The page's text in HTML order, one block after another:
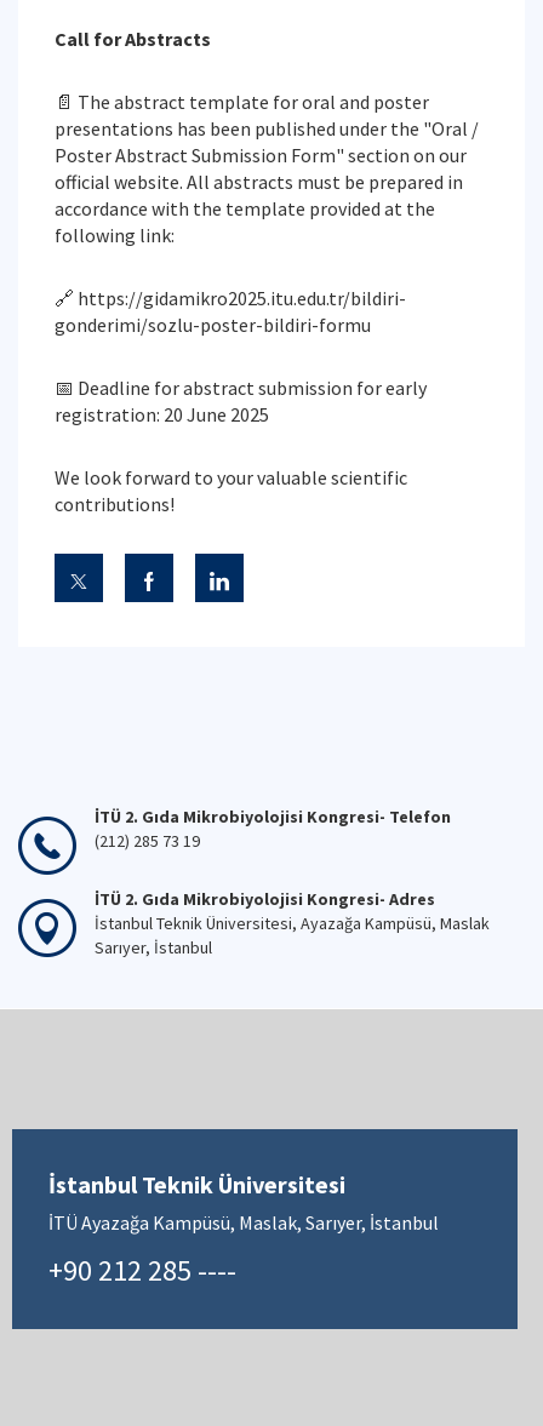
Call for Abstracts
📄 The abstract template for oral and poster
presentations has been published under the "Oral /
Poster Abstract Submission Form" section on our
official website. All abstracts must be prepared in
accordance with the template provided at the
following link:
🔗 https://gidamikro2025.itu.edu.tr/bildiri-
gonderimi/sozlu-poster-bildiri-formu
📅 Deadline for abstract submission for early
registration: 20 June 2025
We look forward to your valuable scientific
contributions!
İTÜ 2. Gıda Mikrobiyolojisi Kongresi- Telefon
(212) 285 73 19
İTÜ 2. Gıda Mikrobiyolojisi Kongresi- Adres
İstanbul Teknik Üniversitesi, Ayazağa Kampüsü, Maslak
Sarıyer, İstanbul
İstanbul Teknik Üniversitesi
İTÜ Ayazağa Kampüsü, Maslak, Sarıyer, İstanbul
+90 212 285 ----